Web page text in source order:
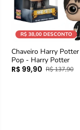
R$ 38,00 DESCONTO
Chaveiro Harry
Pop - Harry Potter
R$ 99,90 R$ 137,90